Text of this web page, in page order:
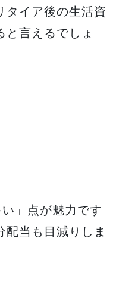
タイア後の生活資
言えるでしょ
」点が魅力です
当も目減りしま